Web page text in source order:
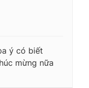
ý có biết
mừng nữa